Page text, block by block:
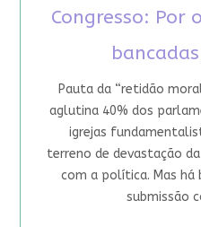
Congresso: Por
Pauta da “retidão
aglutina 40% dos
igrejas
terreno de devastação
com a política. Mas há
submissão